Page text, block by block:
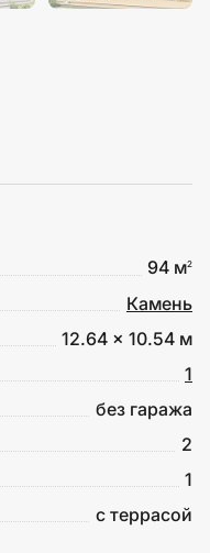
94 м2
Камень
12.64 x 10.54 м
1
без гаража
2
1
с террасой